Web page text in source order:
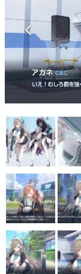
ゲ
具
で
「
の
イニ
カテ
特集記事
マンガ
女性向け
アプリレビュー
その他